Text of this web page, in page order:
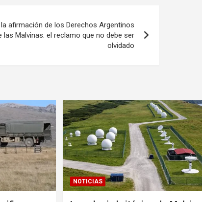
la afirmación de los Derechos Argentinos
las Malvinas: el reclamo que no debe ser
olvidado
NOTICIAS